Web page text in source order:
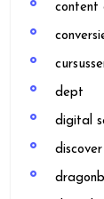
content
dept
digital
discover